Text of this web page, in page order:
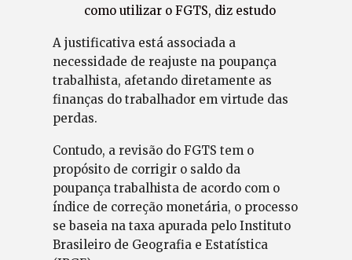
como utilizar o FGTS, diz estudo
A justificativa está associada a
necessidade de reajuste na poupança
trabalhista, afetando diretamente as
finanças do trabalhador em virtude das
perdas.
Contudo, a revisão do FGTS tem o
propósito de corrigir o saldo da
poupança trabalhista de acordo com o
índice de correção monetária, o processo
se baseia na taxa apurada pelo Instituto
Brasileiro de Geografia e Estatística